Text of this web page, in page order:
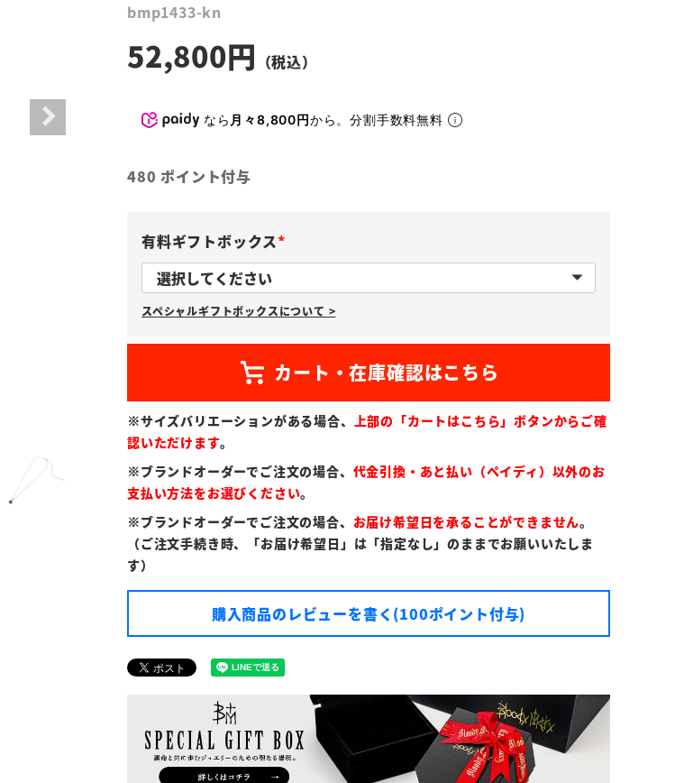
bmp1433-kn
52,800
なら 月々8,800円から。分割手数料無料
480 ポイント付与
有料ギフトボックス
(
必
スペシャルギフトボックスについて >
※サイズバリエーションがある場合、
上部の「カートはこちら」ボタンからご確
認いただけます。
※ブランドオーダーでご注文の場合、 代金引換・あと払い（ペイディ）以外のお
支払い方法をお選びください。
※ブランドオーダーでご注文の場合、 お届け希望日を承ることができません。
（ご注文手続き時、「お届け希望日」は「指定なし」のままでお願いいたしま
す）
購入商品のレビューを書く(100ポイント付与)